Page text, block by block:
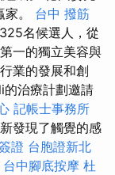
。 台中 撥筋
名候選人，從
一的獨立美容與
業的發展和創
的治療計劃邀請
記帳士事務所
發現了觸覺的感
證 台胞證新北
台中腳底按摩 杜